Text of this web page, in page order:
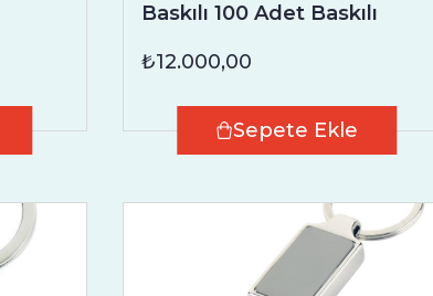
Baskılı 100 Adet Baskılı
₺12.000,00
Sepete Ekle